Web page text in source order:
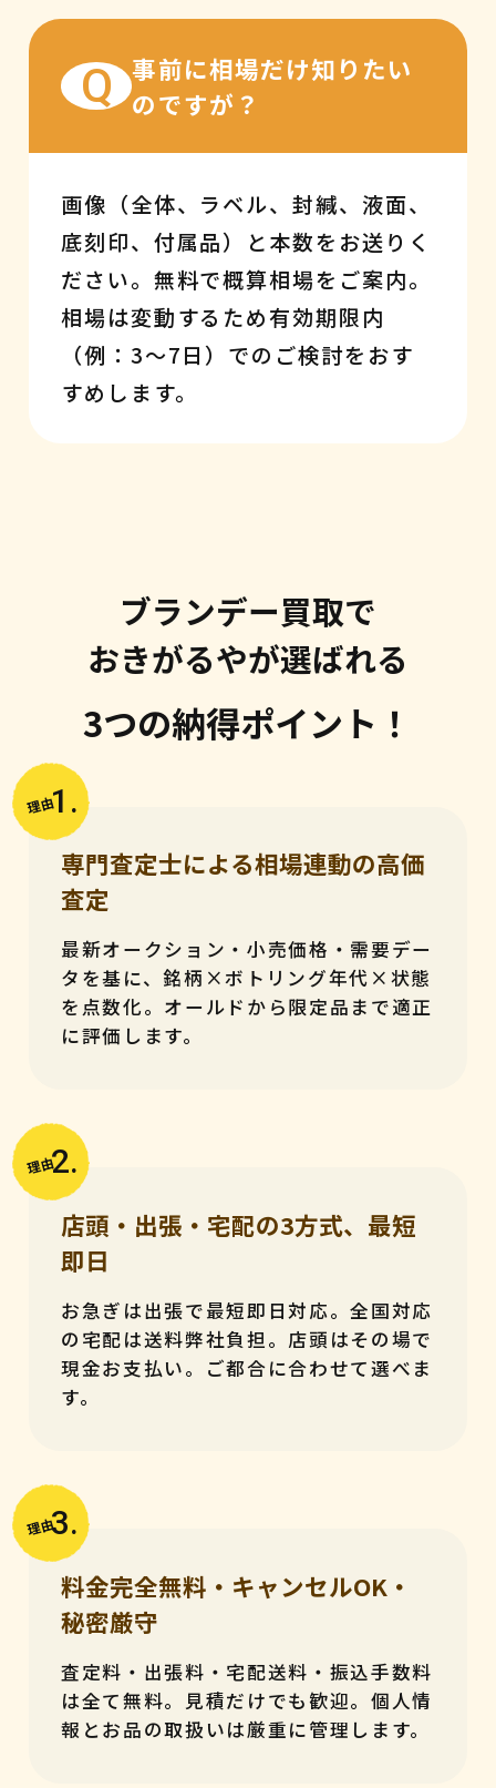
Q
事前に相場だけ知りたい
のですが？
画像（全体、ラベル、封緘、液面、
底刻印、付属品）と本数をお送りく
ださい。無料で概算相場をご案内。
相場は変動するため有効期限内
（例：3〜7日）でのご検討をおす
すめします。
ブランデー買取で
おきがるやが選ばれる
3つの納得ポイント！
理由1.
専門査定士による相場連動の高価
査定
最新オークション・小売価格・需要デー
タを基に、銘柄×ボトリング年代×状態
を点数化。オールドから限定品まで適正
に評価します。
理由2.
店頭・出張・宅配の3方式、最短
即日
お急ぎは出張で最短即日対応。全国対応
の宅配は送料弊社負担。店頭はその場で
現金お支払い。ご都合に合わせて選べま
す。
理由3.
料金完全無料・キャンセルOK・
秘密厳守
査定料・出張料・宅配送料・振込手数料
は全て無料。見積だけでも歓迎。個人情
報とお品の取扱いは厳重に管理します。